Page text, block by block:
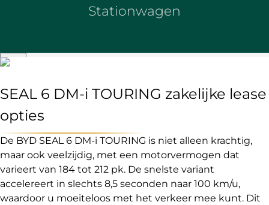
Stationwagen
SEAL 6 DM-i TOURING zakelijke lease
opties
De BYD SEAL 6 DM-i TOURING is niet alleen krachtig,
maar ook veelzijdig, met een motorvermogen dat
varieert van 184 tot 212 pk. De snelste variant
accelereert in slechts 8,5 seconden naar 100 km/u,
waardoor u moeiteloos met het verkeer mee kunt. Dit